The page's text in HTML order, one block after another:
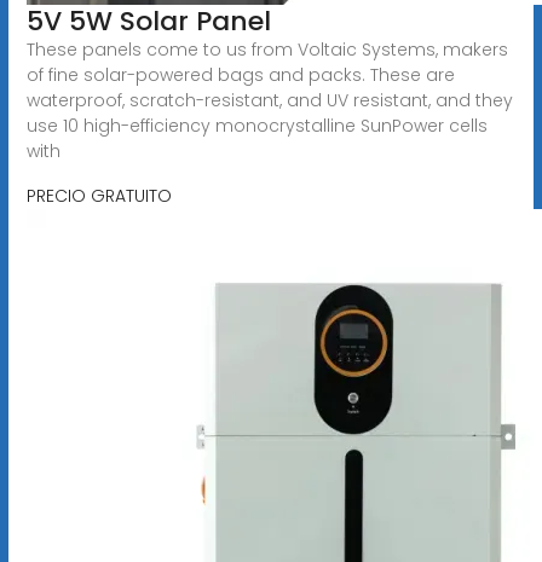
5V 5W Solar Panel
These panels come to us from Voltaic Systems, makers
of fine solar-powered bags and packs. These are
waterproof, scratch-resistant, and UV resistant, and they
use 10 high-efficiency monocrystalline SunPower cells
with
PRECIO GRATUITO